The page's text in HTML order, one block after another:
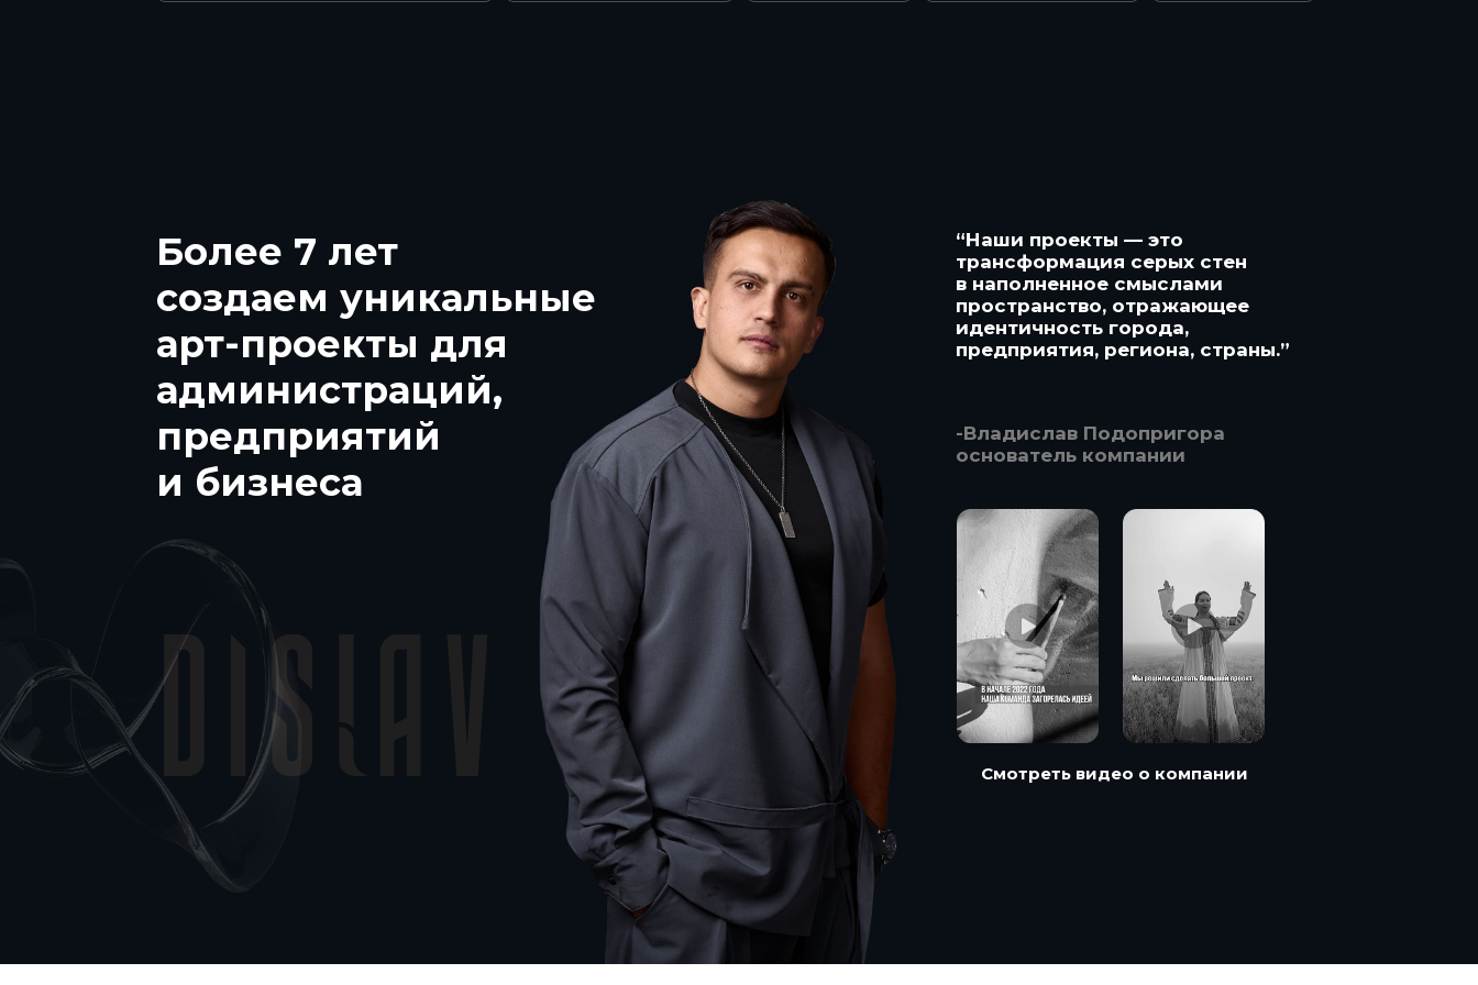
Более 7 лет
создаем уникальные
арт-проекты для
администраций,
предприятий
и бизнеса
“Наши проекты — это
трансформация серых стен
в наполненное смыслами
пространство, отражающее
идентичность города,
предприятия, региона, страны.”
-Владислав Подопригора
основатель компании
Смотреть видео о компании